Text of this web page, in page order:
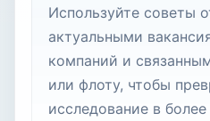
Используйте советы
актуальными
компаний и
или флоту, чтобы
исследование в